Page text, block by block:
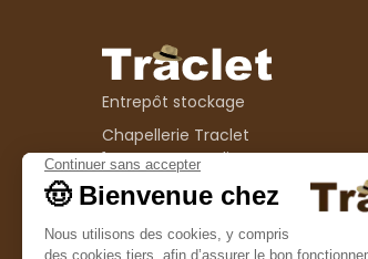
Entrepôt stockage
Chapellerie Traclet
14 Impasse Bardin
42300 Roanne
contact@chapellerie-traclet.com
Boutique